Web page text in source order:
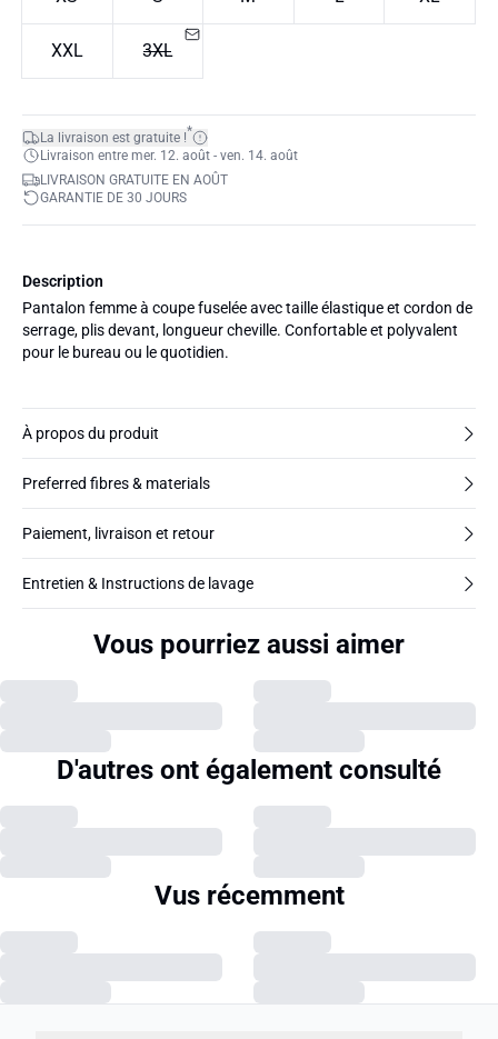
XXL 3XL
La livraison est gratuite !*
Livraison entre mer. 12. août - ven. 14. août
LIVRAISON GRATUITE EN AOÛT
GARANTIE DE 30 JOURS
Description
Pantalon femme à coupe fuselée avec taille élastique et cordon de
serrage, plis devant, longueur cheville. Confortable et polyvalent
pour le bureau ou le quotidien.
À propos du produit
Preferred fibres & materials
Paiement, livraison et retour
Entretien & Instructions de lavage
Vous pourriez aussi aimer
D'autres ont également consulté
Vus récemment